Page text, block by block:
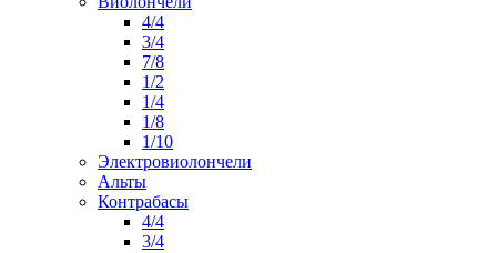
4/4
3/4
7/8
1/2
1/4
1/8
1/10
Электровиолончели
Альты
Контрабасы
4/4
3/4